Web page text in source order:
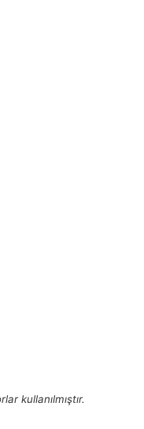
kullanılmıştır.